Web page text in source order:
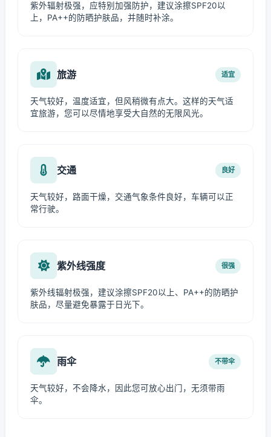
紫外辐射极强，应特别加强防护，建议涂擦SPF20以
上，PA++的防晒护肤品，并随时补涂。
旅游 适宜
天气较好，温度适宜，但风稍微有点大。这样的天气适
宜旅游，您可以尽情地享受大自然的无限风光。
交通 良好
天气较好，路面干燥，交通气象条件良好，车辆可以正
常行驶。
紫外线强度 很强
紫外线辐射极强，建议涂擦SPF20以上、PA++的防晒护
肤品，尽量避免暴露于日光下。
雨伞 不带伞
天气较好，不会降水，因此您可放心出门，无须带雨
伞。